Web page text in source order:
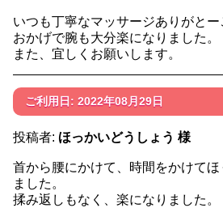
いつも丁寧なマッサージありがとー
おかげで腕も大分楽になりました。
また、宜しくお願いします。
ご利用日: 2022年08月29日
投稿者: ほっかいどうしょう 様
首から腰にかけて、時間をかけてほ
ました。
揉み返しもなく、楽になりました。